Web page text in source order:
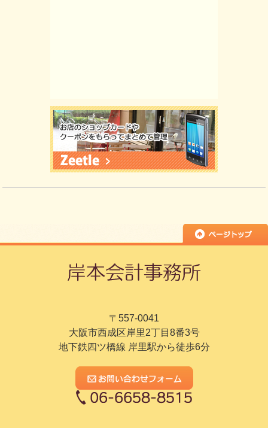
〒557-0041
大阪市西成区岸里2丁目8番3号
地下鉄四ツ橋線 岸里駅から徒歩6分